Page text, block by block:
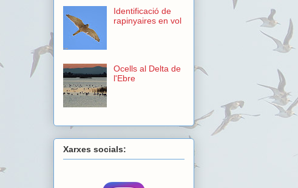
Identificació de
rapinyaires en vol
Ocells al Delta de
l'Ebre
Xarxes socials: